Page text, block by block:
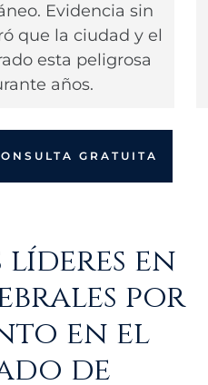
Evidencia sin
que la ciudad y el
esta peligrosa
años.
GRATUITA
líderes en
por
en el
de